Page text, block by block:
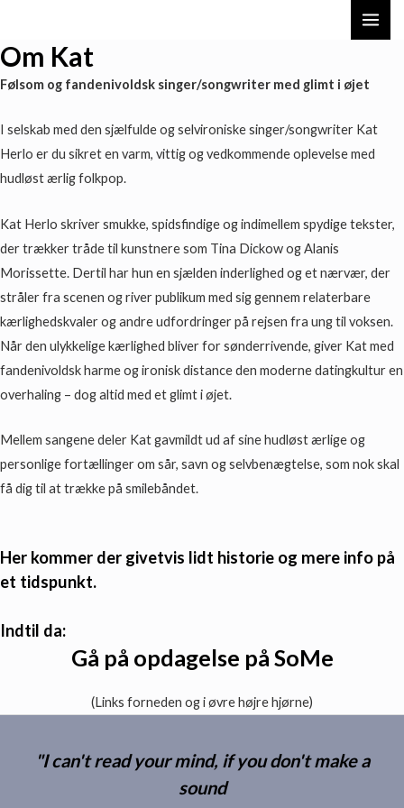
content
Om Kat
Følsom og fandenivoldsk singer/songwriter med glimt i øjet
I selskab med den sjælfulde og selvironiske singer/songwriter Kat
Herlo er du sikret en varm, vittig og vedkommende oplevelse med
hudløst ærlig folkpop.
Kat Herlo skriver smukke, spidsfindige og indimellem spydige tekster,
der trækker tråde til kunstnere som Tina Dickow og Alanis
Morissette. Dertil har hun en sjælden inderlighed og et nærvær, der
stråler fra scenen og river publikum med sig gennem relaterbare
kærlighedskvaler og andre udfordringer på rejsen fra ung til voksen.
Når den ulykkelige kærlighed bliver for sønderrivende, giver Kat med
fandenivoldsk harme og ironisk distance den moderne datingkultur en
overhaling – dog altid med et glimt i øjet.
Mellem sangene deler Kat gavmildt ud af sine hudløst ærlige og
personlige fortællinger om sår, savn og selvbenægtelse, som nok skal
få dig til at trække på smilebåndet.
Her kommer der givetvis lidt historie og mere info på
et tidspunkt.
Indtil da:
Gå på opdagelse på SoMe
(Links forneden og i øvre højre hjørne)
"I can't read your mind, if you don't make a
sound